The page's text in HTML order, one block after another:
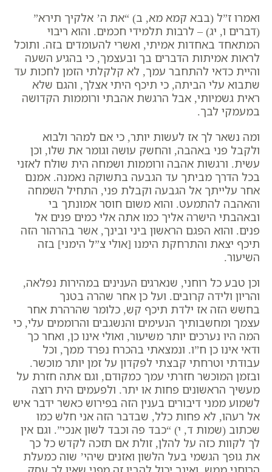
ואמרו ז”ל (בבא קמא מא, ב) “את ה’ אלקיך תירא”
(דברים ו, יג) – לרבות תלמידי חכמים. והוא ריבוי
המתאחד באחדות אמיתי, ואשרי להעומדים בזה. ותוכל
לראות אמיתות הדברים בך ובעצמך, כי בהגיע השעה
והיית כדאי להתחבר עמך, לא קלקלתי הזמן לחכות עד
שתבוא עלי הביתה, כי תיכף היתי אצלך, והגם שלא
ראית גשמיותי, אבל הרגשת אהבתי ורוממות הקדושה
במעמקי לבך.
ומה נשאר לך אז לעשות יותר, כי אם למהר ולבוא
ולקבל פני באהבה, והחשק עושה וגומר את שלו, וכן
עשית. ורגשות אהבה ורוממות ושמחה הית שולח לאזני
בכל הדרך מביתך עד הגבעה בתשוקה נאמנה. אמנם
אחר עלייתך אל הגבעה וקבלת פני, התחיל השמחה
והאהבה להתמעט. והוא משום חוסר אמונתך בי
ובאהבתי הישרה אליך כמו אתה אלי כמים פנים אל
פנים. והוא הפגם הראשון ביני ובינך, אשר בהרהור הזה
תיכף יצאת והתרחקת הימנו [אולי צ”ל הימני] בזה
השיעור.
וכן טבע כל רוחני, שנארגים הענינים במהירות נפלאה,
והריון ולידה קרובים. ועל כן אחר שהרה בטנך
בחשש הזה אז ילדת תיכף קש, כלומר שהרהרת אחר
עצמך ומחשבותיך הנעימים והנשגבים והרוממים עלי, כי
המה היו נערכים יותר משיעור, ואולי אינו כן, ואחר כך
ודאי אינו כן ח”ו. ונמצאתי בהכרח נפרד ממך, וכל
עבודתי וטרחתי קבצתי לפקדון על זמן יותר מוכשר.
ובזמן המוכשר חזרתי עמך כמקודם, וגם אתה חזרת על
מעשיך הראשונים פחות או יתר. ולפעמים הית רוצה
לשמוע ממני דיבורים בענין הזה בפירוש כאשר ידבר איש
אל רעהו, לא פחות כלל, שבדבר הזה אני חלש כמו
שכתוב (שמות ד, י) “כבד פה וכבד לשון אנכי”. וגם אין
לך לקוות כזה על להלן, זולת אם תזכה לקדש כל כך
את גופך הגשמי בעל הלשון ואזנים שיהי’ שוה כמעלת